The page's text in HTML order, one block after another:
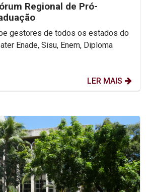
Regional de Pró-
gestores de todos os estados do
Enade, Sisu, Enem, Diploma
LER MAIS